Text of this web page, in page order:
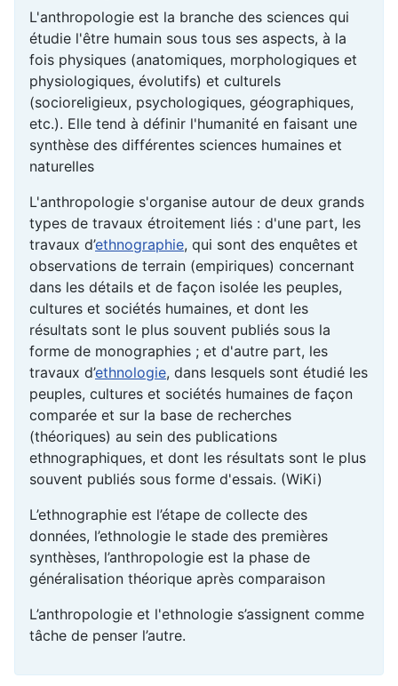
L'anthropologie est la branche des sciences qui
étudie l'être humain sous tous ses aspects, à la
fois physiques (anatomiques, morphologiques et
physiologiques, évolutifs) et culturels
(socioreligieux, psychologiques, géographiques,
etc.). Elle tend à définir l'humanité en faisant une
synthèse des différentes sciences humaines et
naturelles
L'anthropologie s'organise autour de deux grands
types de travaux étroitement liés : d'une part, les
travaux d’ethnographie, qui sont des enquêtes et
observations de terrain (empiriques) concernant
dans les détails et de façon isolée les peuples,
cultures et sociétés humaines, et dont les
résultats sont le plus souvent publiés sous la
forme de monographies ; et d'autre part, les
travaux d’ethnologie, dans lesquels sont étudié les
peuples, cultures et sociétés humaines de façon
comparée et sur la base de recherches
(théoriques) au sein des publications
ethnographiques, et dont les résultats sont le plus
souvent publiés sous forme d'essais. (WiKi)
L’ethnographie est l’étape de collecte des
données, l’ethnologie le stade des premières
synthèses, l’anthropologie est la phase de
généralisation théorique après comparaison
L’anthropologie et l'ethnologie s’assignent comme
tâche de penser l’autre.